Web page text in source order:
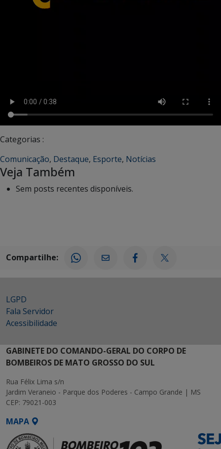
Categorias :
Comunicação, Destaque, Esporte, Notícias
Veja Também
Sem posts recentes disponíveis.
Compartilhe:
LGPD
Fala Servidor
Acessibilidade
GABINETE DO COMANDO-GERAL DO CORPO DE
BOMBEIROS DE MATO GROSSO DO SUL
Rua Félix Lima s/n
Jardim Veraneio - Parque dos Poderes - Campo Grande | MS
CEP: 79021-003
MAPA